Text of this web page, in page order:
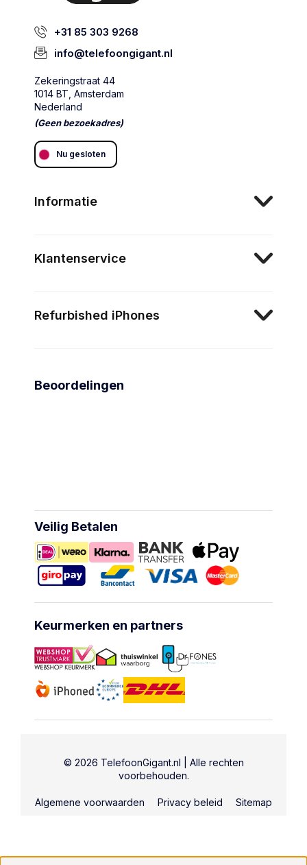
+31 85 303 9268
info@telefoongigant.nl
Zekeringstraat 44
1014 BT, Amsterdam
Nederland
(Geen bezoekadres)
Nu gesloten
Informatie
Klantenservice
Refurbished iPhones
Beoordelingen
Veilig Betalen
Keurmerken en partners
© 2026 TelefoonGigant.nl | Alle rechten
voorbehouden.
Algemene voorwaarden Privacy beleid Sitemap